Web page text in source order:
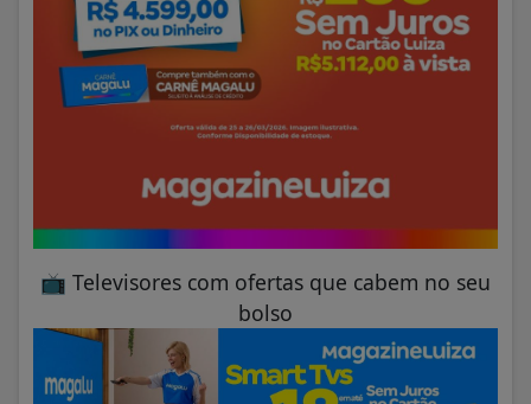
📺 Televisores com ofertas que cabem no seu
bolso